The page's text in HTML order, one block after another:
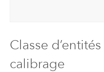
Classe
calibrage